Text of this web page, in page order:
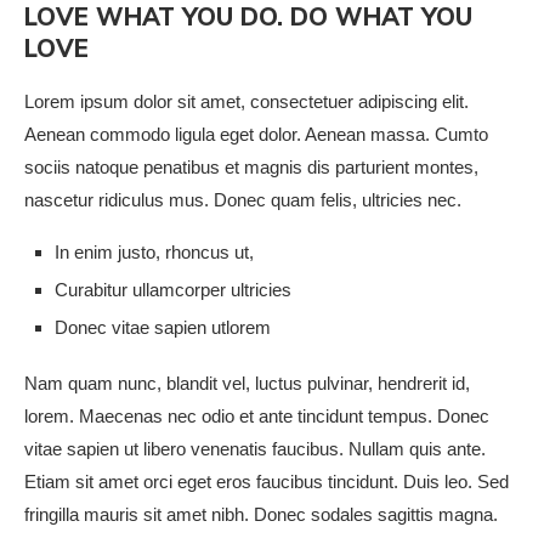
LOVE WHAT YOU DO. DO WHAT YOU
LOVE
Lorem ipsum dolor sit amet, consectetuer adipiscing elit.
Aenean commodo ligula eget dolor. Aenean massa. Cumto
sociis natoque penatibus et magnis dis parturient montes,
nascetur ridiculus mus. Donec quam felis, ultricies nec.
In enim justo, rhoncus ut,
Curabitur ullamcorper ultricies
Donec vitae sapien utlorem
Nam quam nunc, blandit vel, luctus pulvinar, hendrerit id,
lorem. Maecenas nec odio et ante tincidunt tempus. Donec
vitae sapien ut libero venenatis faucibus. Nullam quis ante.
Etiam sit amet orci eget eros faucibus tincidunt. Duis leo. Sed
fringilla mauris sit amet nibh. Donec sodales sagittis magna.